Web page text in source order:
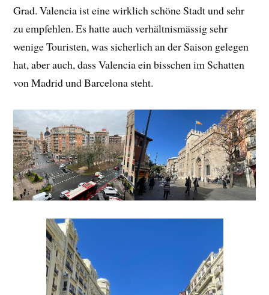
Grad. Valencia ist eine wirklich schöne Stadt und sehr
zu empfehlen. Es hatte auch verhältnismässig sehr
wenige Touristen, was sicherlich an der Saison gelegen
hat, aber auch, dass Valencia ein bisschen im Schatten
von Madrid und Barcelona steht.